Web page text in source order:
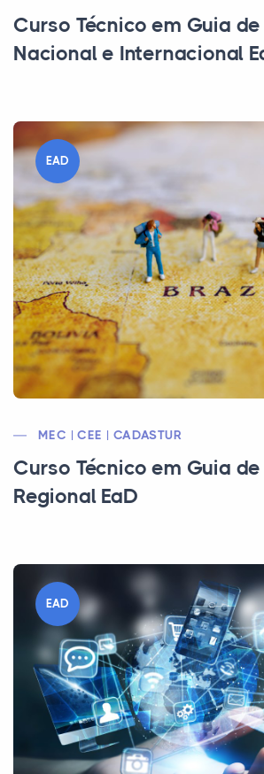
Curso Técnico em Guia
Nacional e Internacional
EAD
MEC | CEE | CADASTUR
Curso Técnico em Guia
Regional EaD
EAD